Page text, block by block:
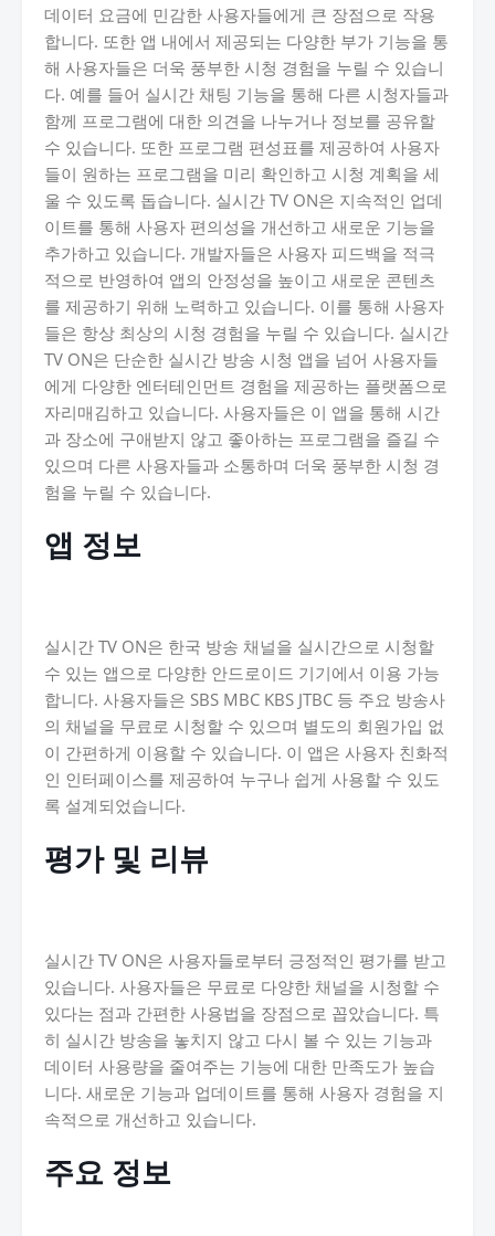
데이터 요금에 민감한 사용자들에게 큰 장점으로 작용
합니다. 또한 앱 내에서 제공되는 다양한 부가 기능을 통
해 사용자들은 더욱 풍부한 시청 경험을 누릴 수 있습니
다. 예를 들어 실시간 채팅 기능을 통해 다른 시청자들과
함께 프로그램에 대한 의견을 나누거나 정보를 공유할
수 있습니다. 또한 프로그램 편성표를 제공하여 사용자
들이 원하는 프로그램을 미리 확인하고 시청 계획을 세
울 수 있도록 돕습니다. 실시간 TV ON은 지속적인 업데
이트를 통해 사용자 편의성을 개선하고 새로운 기능을
추가하고 있습니다. 개발자들은 사용자 피드백을 적극
적으로 반영하여 앱의 안정성을 높이고 새로운 콘텐츠
를 제공하기 위해 노력하고 있습니다. 이를 통해 사용자
들은 항상 최상의 시청 경험을 누릴 수 있습니다. 실시간
TV ON은 단순한 실시간 방송 시청 앱을 넘어 사용자들
에게 다양한 엔터테인먼트 경험을 제공하는 플랫폼으로
자리매김하고 있습니다. 사용자들은 이 앱을 통해 시간
과 장소에 구애받지 않고 좋아하는 프로그램을 즐길 수
있으며 다른 사용자들과 소통하며 더욱 풍부한 시청 경
험을 누릴 수 있습니다.
앱 정보
실시간 TV ON은 한국 방송 채널을 실시간으로 시청할
수 있는 앱으로 다양한 안드로이드 기기에서 이용 가능
합니다. 사용자들은 SBS MBC KBS JTBC 등 주요 방송사
의 채널을 무료로 시청할 수 있으며 별도의 회원가입 없
이 간편하게 이용할 수 있습니다. 이 앱은 사용자 친화적
인 인터페이스를 제공하여 누구나 쉽게 사용할 수 있도
록 설계되었습니다.
평가 및 리뷰
실시간 TV ON은 사용자들로부터 긍정적인 평가를 받고
있습니다. 사용자들은 무료로 다양한 채널을 시청할 수
있다는 점과 간편한 사용법을 장점으로 꼽았습니다. 특
히 실시간 방송을 놓치지 않고 다시 볼 수 있는 기능과
데이터 사용량을 줄여주는 기능에 대한 만족도가 높습
니다. 새로운 기능과 업데이트를 통해 사용자 경험을 지
속적으로 개선하고 있습니다.
주요 정보